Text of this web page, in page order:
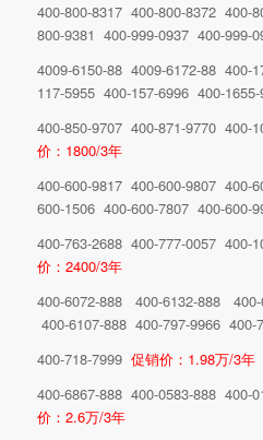
400-800-8317 400-800-8372 400-
800-9381 400-999-0937 400-999-
4009-6150-88 4009-6172-88 400-
117-5955 400-157-6996 400-
400-850-9707 400-871-9770 400-
价：1800/3年
400-600-9817 400-600-9807 400-
600-1506 400-600-7807 400-600-
400-763-2688 400-777-0057 400-
价：2400/3年
400-6072-888 400-6132-888
400-6107-888 400-797-9966 400-
400-718-7999 促销价：1.98万/3年
400-6867-888 400-0583-888 400-
价：2.6万/3年